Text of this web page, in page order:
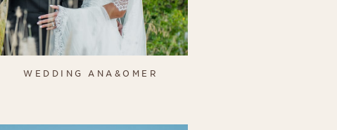
WEDDING ANA&OMER